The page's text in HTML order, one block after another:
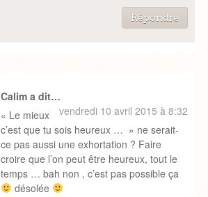
Répondre
Calim a dit…
vendredi 10 avril 2015 à 8:32
« Le mieux
c’est que tu sois heureux … » ne serait-
ce pas aussi une exhortation ? Faire
croire que l’on peut être heureux, tout le
temps … bah non , c’est pas possible ça
désolée